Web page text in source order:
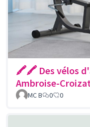
🖍🖍 Des vélos
Ambroise-Croizat
MC B 0 0